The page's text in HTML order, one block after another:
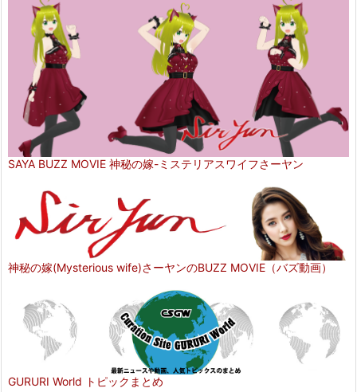
SAYA BUZZ MOVIE 神秘の嫁-ミステリアスワイフさーヤン
神秘の嫁(Mysterious wife)さーヤンのBUZZ MOVIE（バズ動画）
GURURI World トピックまとめ